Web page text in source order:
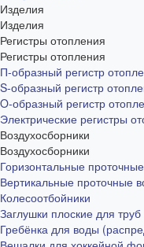
Изделия
Изделия
Регистры отопления
Регистры отопления
П-образный регистр
S-образный регистр
O-образный регистр
Электрические регистры
Воздухосборники
Воздухосборники
Горизонтальные
Вертикальные проточные
Колесоотбойники
Заглушки плоские для труб
Гребёнка для воды